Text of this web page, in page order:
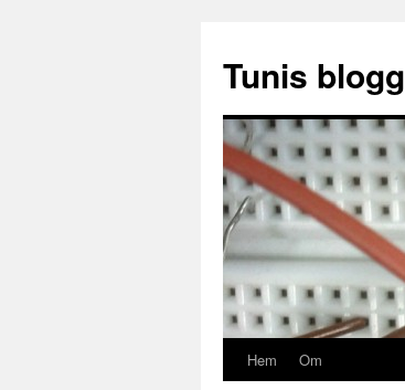
innehåll
Tunis blogg
Hem Om